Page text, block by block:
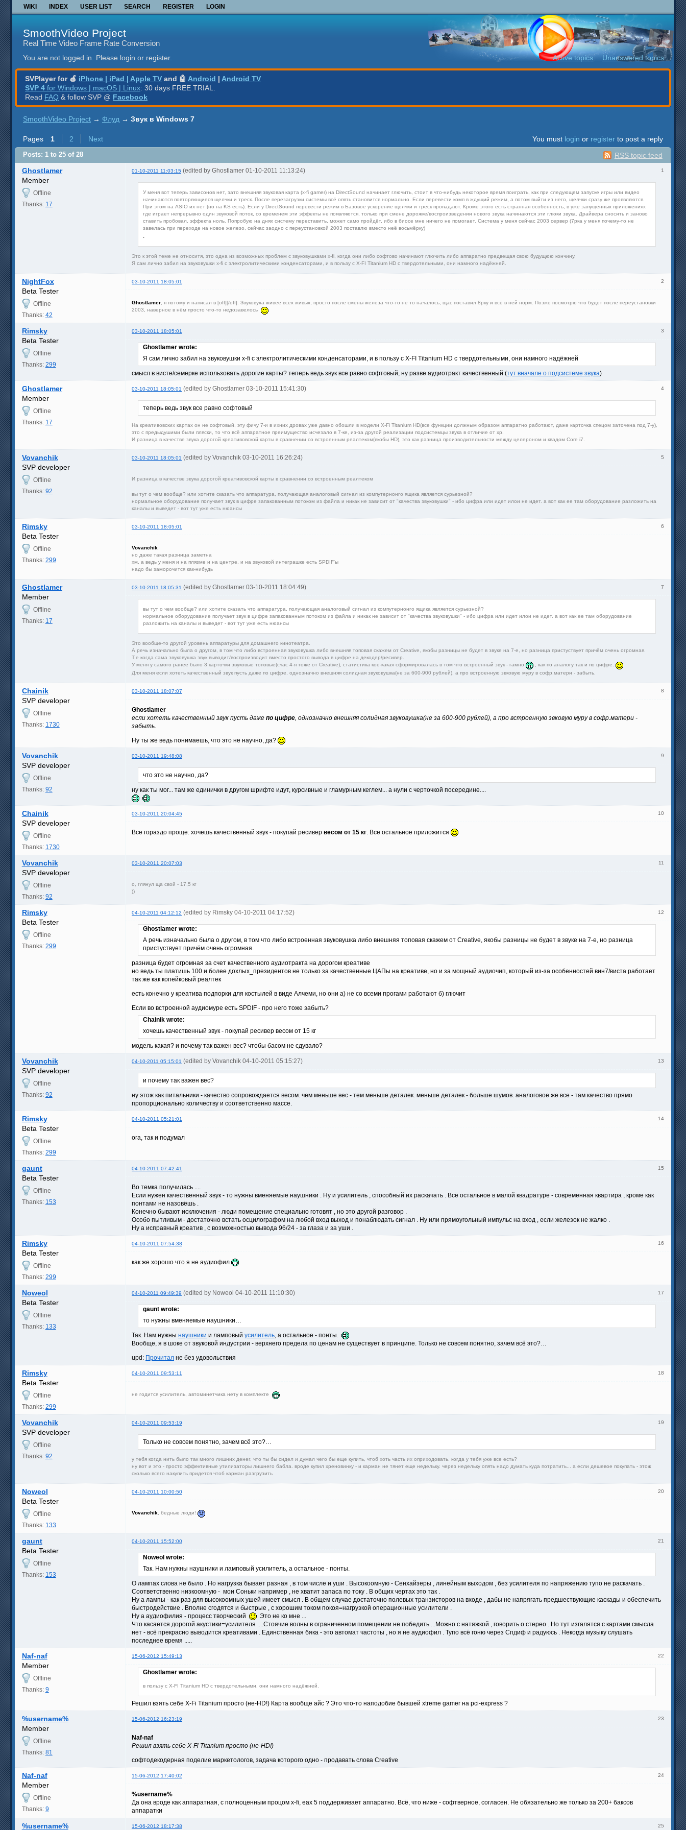
WIKI INDEX USER LIST SEARCH REGISTER LOGIN
SmoothVideo Project
Real Time Video Frame Rate Conversion
You are not logged in. Please login or register. Active topics Unanswered topics
SVPlayer for 🍎 iPhone | iPad | Apple TV and 🤖 Android | Android TV
SVP 4 for Windows | macOS | Linux: 30 days FREE TRIAL.
Read FAQ & follow SVP @ Facebook
SmoothVideo Project → Флуд → Звук в Windows 7
Pages 1 2 Next You must login or register to post a reply
RSS topic feed
Posts: 1 to 25 of 28
1
Ghostlamer 01-10-2011 11:03:15 (edited by Ghostlamer 01-10-2011 11:13:24)
Member
Offline
Thanks: 17
У меня вот теперь зависонов нет, зато внешняя звуковая карта (x-fi gamer) на DirectSound начинает глючить, стоит в что-нибудь некоторое время поиграть, как при следующем запуске игры или видео
начинаются повторяющиеся щелчки и треск. После перезагрузки системы всё опять становится нормально. Если перевести комп в ждущий режим, а потом выйти из него, щелчки сразу же проявляются.
При этом на ASIO их нет (но на KS есть). Если у DirectSound перевести режим в Базовое ускорение щелчки и треск пропадают. Кроме этого есть странная особенность, в уже запущенных приложениях
где играет непрерывно один звуковой поток, со временем эти эффекты не появляются, только при смене дорожке/воспроизведении нового звука начинаются эти глюки звука. Драйвера сносить и заново
ставить пробовал, эффекта ноль. Попробую на днях систему переставить, может само пройдёт, ибо в биосе мне ничего не помогает. Система у меня сейчас 2003 сервер (7рка у меня почему-то не
завелась при переходе на новое железо, сейчас заодно с переустановкой 2003 поставлю вместо неё восьмёрку)
.
Это к этой теме не относитя, это одна из возможных проблем с звуковушками x-fi, когда они либо софтово начинают глючить либо аппаратно предвещая свою будущюю кончину.
Я сам лично забил на звуковушки x-fi с электролитическими конденсаторами, и в пользу с X-FI Titanium HD с твердотельными, они намного надёжней.
2
NightFox 03-10-2011 18:05:01
Beta Tester
Offline
Thanks: 42
Ghostlamer , я потому и написал в [⁠off⁠][⁠/off⁠]. Звуковуха живее всех живых, просто после смены железа что-то не то началось, щас поставил 8рку и всё в ней норм. Позже посмотрю что будет после переустановки
2003, наверное в нём просто что-то недозавелось
3
Rimsky 03-10-2011 18:05:01
Beta Tester
Offline
Thanks: 299
Ghostlamer wrote:
Я сам лично забил на звуковушки x-fi с электролитическими конденсаторами, и в пользу с X-FI Titanium HD с твердотельными, они намного надёжней
смысл в висте/семерке использовать дорогие карты? теперь ведь звук все равно софтовый, ну разве аудиотракт качественный (тут вначале о подсистеме звука)
4
Ghostlamer 03-10-2011 18:05:01 (edited by Ghostlamer 03-10-2011 15:41:30)
Member
Offline
Thanks: 17
теперь ведь звук все равно софтовый
На креативовских картах он не софтовый, эту фичу 7-и в ихних дровах уже давно обошли в модели X-Fi Titanium HD(все функции должным образом аппаратно работают, даже карточка спецом заточена под 7-у),
это с предыдушими были пляски, то что всё аппаратное преимущество исчезало в 7-ке, из-за другой реализации подсистемцы звука в отличие от xp.
И разница в качестве звука дорогой креативовской карты в сравнении со встроенным реалтеком(якобы HD), это как разница производительности между целероном и квадом Core i7.
5
Vovanchik 03-10-2011 18:05:01 (edited by Vovanchik 03-10-2011 16:26:24)
SVP developer
Offline
Thanks: 92
И разница в качестве звука дорогой креативовской карты в сравнении со встроенным реалтеком
вы тут о чем вообще? или хотите сказать что аппаратура, получающая аналоговый сигнал из компутернонго ящика является сурьезной?
нормальное оборудование получает звук в цифре запакованным потоком из файла и никак не зависит от "качества звуковушки" - ибо цифра или идет илои не идет. а вот как ее там оборудование разложить на
каналы и выведет - вот тут уже есть нюансы
6
Rimsky 03-10-2011 18:05:01
Beta Tester
Offline
Thanks: 299
Vovanchik
но даже такая разница заметна
хм, а ведь у меня и на плязме и на центре, и на звуковой интеграшке есть SPDIF'ы
надо бы заморочится как-нибудь
7
Ghostlamer 03-10-2011 18:05:31 (edited by Ghostlamer 03-10-2011 18:04:49)
Member
Offline
Thanks: 17
вы тут о чем вообще? или хотите сказать что аппаратура, получающая аналоговый сигнал из компутернонго ящика является сурьезной?
нормальное оборудование получает звук в цифре запакованным потоком из файла и никак не зависит от "качества звуковушки" - ибо цифра или идет илои не идет. а вот как ее там оборудование
разложить на каналы и выведет - вот тут уже есть нюансы
Это вообще-то другой уровень аппаратуры для домашнего кинотеатра.
А речь изначально была о другом, в том что либо встроенная звуковушка либо внешняя топовая скажем от Creative, якобы разницы не будет в звуке на 7-е, но разница пристуствует причём очень огромная.
Т.е когда сама звуковушка звук выводит/воспроизводит вместо простого вывода в цифре на декодер/ресивер.
У меня у самого ранее было 3 карточки звуковые топовые(счас 4-я тоже от Creative), статистика кое-какая сформировалась в том что встроенный звук - гамно
, как по аналогу так и по цифре.
Для меня если хотеть качественный звук пусть даже по цифре, однозначно внешняя солидная звуковушка(не за 600-900 рублей), а про встроенную звковую муру в софр.матери - забыть.
8
Chainik 03-10-2011 18:07:07
SVP developer
Offline
Thanks: 1730
Ghostlamer
если хотеть качественный звук пусть даже по цифре, однозначно внешняя солидная звуковушка(не за 600-900 рублей), а про встроенную звковую муру в софр.матери -
забыть.
Ну ты же ведь понимаешь, что это не научно, да?
9
Vovanchik 03-10-2011 19:48:08
SVP developer
Offline
Thanks: 92
что это не научно, да?
ну как ты мог... там же единички в другом шрифте идут, курсивные и гламурным кеглем... а нули с черточкой посередине....
10
Chainik 03-10-2011 20:04:45
SVP developer
Offline
Thanks: 1730
Все гораздо проще: хочешь качественный звук - покупай ресивер весом от 15 кг. Все остальное приложится
11
Vovanchik 03-10-2011 20:07:03
SVP developer
Offline
Thanks: 92
о, глянул ща свой - 17,5 кг
))
12
Rimsky 04-10-2011 04:12:12 (edited by Rimsky 04-10-2011 04:17:52)
Beta Tester
Offline
Thanks: 299
Ghostlamer wrote:
А речь изначально была о другом, в том что либо встроенная звуковушка либо внешняя топовая скажем от Creative, якобы разницы не будет в звуке на 7-е, но разница
пристуствует причём очень огромная.
разница будет огромная за счет качественного аудиотракта на дорогом креативе
но ведь ты платишь 100 и более дохлых_президентов не только за качественные ЦАПы на креативе, но и за мощный аудиочип, который из-за особенностей вин7/виста работает
так же как копейковый реалтек
есть конечно у креатива подпорки для костылей в виде Алчеми, но они а) не со всеми прогами работают б) глючит
Если во встроенной аудиомуре есть SPDIF - про него тоже забыть?
Chainik wrote:
хочешь качественный звук - покупай ресивер весом от 15 кг
модель какая? и почему так важен вес? чтобы басом не сдувало?
13
Vovanchik 04-10-2011 05:15:01 (edited by Vovanchik 04-10-2011 05:15:27)
SVP developer
Offline
Thanks: 92
и почему так важен вес?
ну этож как питальники - качество сопровождается весом. чем меньше вес - тем меньше деталек. меньше деталек - больше шумов. аналоговое же все - там качество прямо
пропорционально количеству и соответственно массе.
14
Rimsky 04-10-2011 05:21:01
Beta Tester
Offline
Thanks: 299
ога, так и подумал
15
gaunt 04-10-2011 07:42:41
Beta Tester
Offline
Thanks: 153
Во темка получилась ....
Если нужен качественный звук - то нужны вменяемые наушники . Ну и усилитель , способный их раскачать . Всё остальное в малой квадратуре - современная квартира , кроме как
понтами не назовёшь .
Конечно бывают исключения - люди помещение специально готовят , но это другой разговор .
Особо пытливым - достаточно встать осцилографом на любой вход выход и понаблюдать сигнал . Ну или прямоугольный импульс на вход , если железок не жалко .
Ну а исправный креатив , с возможностью вывода 96/24 - за глаза и за уши .
16
Rimsky 04-10-2011 07:54:38
Beta Tester
Offline
Thanks: 299
как же хорошо что я не аудиофил
17
Noweol 04-10-2011 09:49:39 (edited by Noweol 04-10-2011 11:10:30)
Beta Tester
Offline
Thanks: 133
gaunt wrote:
то нужны вменяемые наушники…
Так. Нам нужны наушники и ламповый усилитель, а остальное - понты.
Вообще, я в шоке от звуковой индустрии - верхнего предела по ценам не существует в принципе. Только не совсем понятно, зачем всё это?…
upd: Прочитал не без удовольствия
18
Rimsky 04-10-2011 09:53:11
Beta Tester
Offline
Thanks: 299
не годится усилитель, автоминетчика нету в комплекте
19
Vovanchik 04-10-2011 09:53:19
SVP developer
Offline
Thanks: 92
Только не совсем понятно, зачем всё это?…
у тебя когда нить было так много лишних денег, что ты бы сидел и думал чего бы еще купить, чтоб хоть часть их оприходовать. когда у тебя уже все есть?
ну вот и это - просто эффективные утилизаторы лишнего бабла. вроде купил хреновинку - и карман не тянет еще недельку. через недельку опять надо думать куда потратить... а если дешевое покупать - этож
сколько всего накупить придется чтоб карман разгрузить
20
Noweol 04-10-2011 10:00:50
Beta Tester
Offline
Thanks: 133
Vovanchik , бедные люди!
21
gaunt 04-10-2011 15:52:00
Beta Tester
Offline
Thanks: 153
Noweol wrote:
Так. Нам нужны наушники и ламповый усилитель, а остальное - понты.
О лампах слова не было . Но нагрузка бывает разная , в том числе и уши . Высокоомную - Сенхайзеры , линейным выходом , без усилителя по напряжению тупо не раскачать .
Соответственно низкоомную - мои Соньки например , не хватит запаса по току . В общих чертах это так .
Ну а лампы - как раз для высокоомных ушей имеет смысл . В общем случае достаточно полевых транзисторов на входе , дабы не напрягать предшествующие каскады и обеспечить
быстродействие . Вполне сгодятся и быстрые , с хорошим током покоя=нагрузкой операционные усилители .
Ну а аудиофилия - процесс творческий
Это не ко мне ...
Что касается дорогой акустики=усилителя ....Стоячие волны в ограниченном помещении не победить ...Можно с натяжкой , говорить о стерео . Но тут изгалятся с картами смысла
нет - всё прекрасно выводится креативами . Единственная бяка - это автомат частоты , но я не аудиофил . Тупо всё гоню через Спдиф и радуюсь . Некогда музыку слушать
последнее время .....
22
Naf-naf 15-06-2012 15:49:13
Member
Offline
Thanks: 9
Ghostlamer wrote:
в пользу с X-FI Titanium HD с твердотельными, они намного надёжней.
Решил взять себе X-Fi Titanium просто (не-HD!) Карта вообще айс ? Это что-то наподобие бывшей xtreme gamer на pci-express ?
23
%username% 15-06-2012 16:23:19
Member
Offline
Thanks: 81
Naf-naf
Решил взять себе X-Fi Titanium просто (не-HD!)
софтодекодерная поделие маркетологов, задача которого одно - продавать слова Creative
24
Naf-naf 15-06-2012 17:40:02
Member
Offline
Thanks: 9
%username%
Да она вроде как аппаратная, с полноценным процом x-fi, еах 5 поддерживает аппаратно. Всё, что ниже - софтверное, согласен. Не обязательно же только за 200+ баксов
аппаратки
25
%username% 15-06-2012 18:17:38